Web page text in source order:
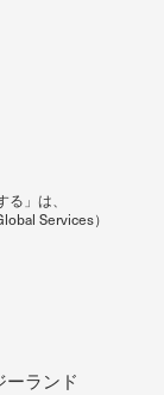
」は、
Services）
ーランド